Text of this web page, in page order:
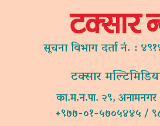
सूचना विभाग दर्ता नं. :
टक्सार
का.म.न.पा. २९, अनामनगर
+९७७-०१-५७०५४४५ /